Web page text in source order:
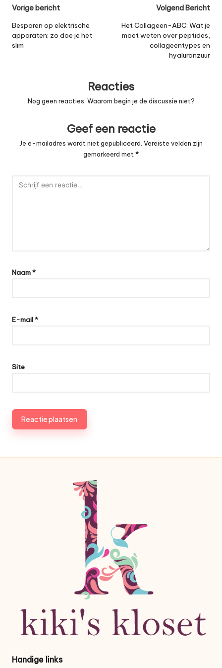
Bericht
navigatie
Vorige bericht
Besparen op elektrische
apparaten: zo doe je het
slim
Volgend Bericht
Het Collageen-ABC: Wat je
moet weten over peptides,
collageentypes en
hyaluronzuur
Reacties
Nog geen reacties. Waarom begin je de discussie niet?
Geef een reactie
Je e-mailadres wordt niet gepubliceerd. Vereiste velden zijn
gemarkeerd met *
Naam*
E-mail*
Site
Handige links